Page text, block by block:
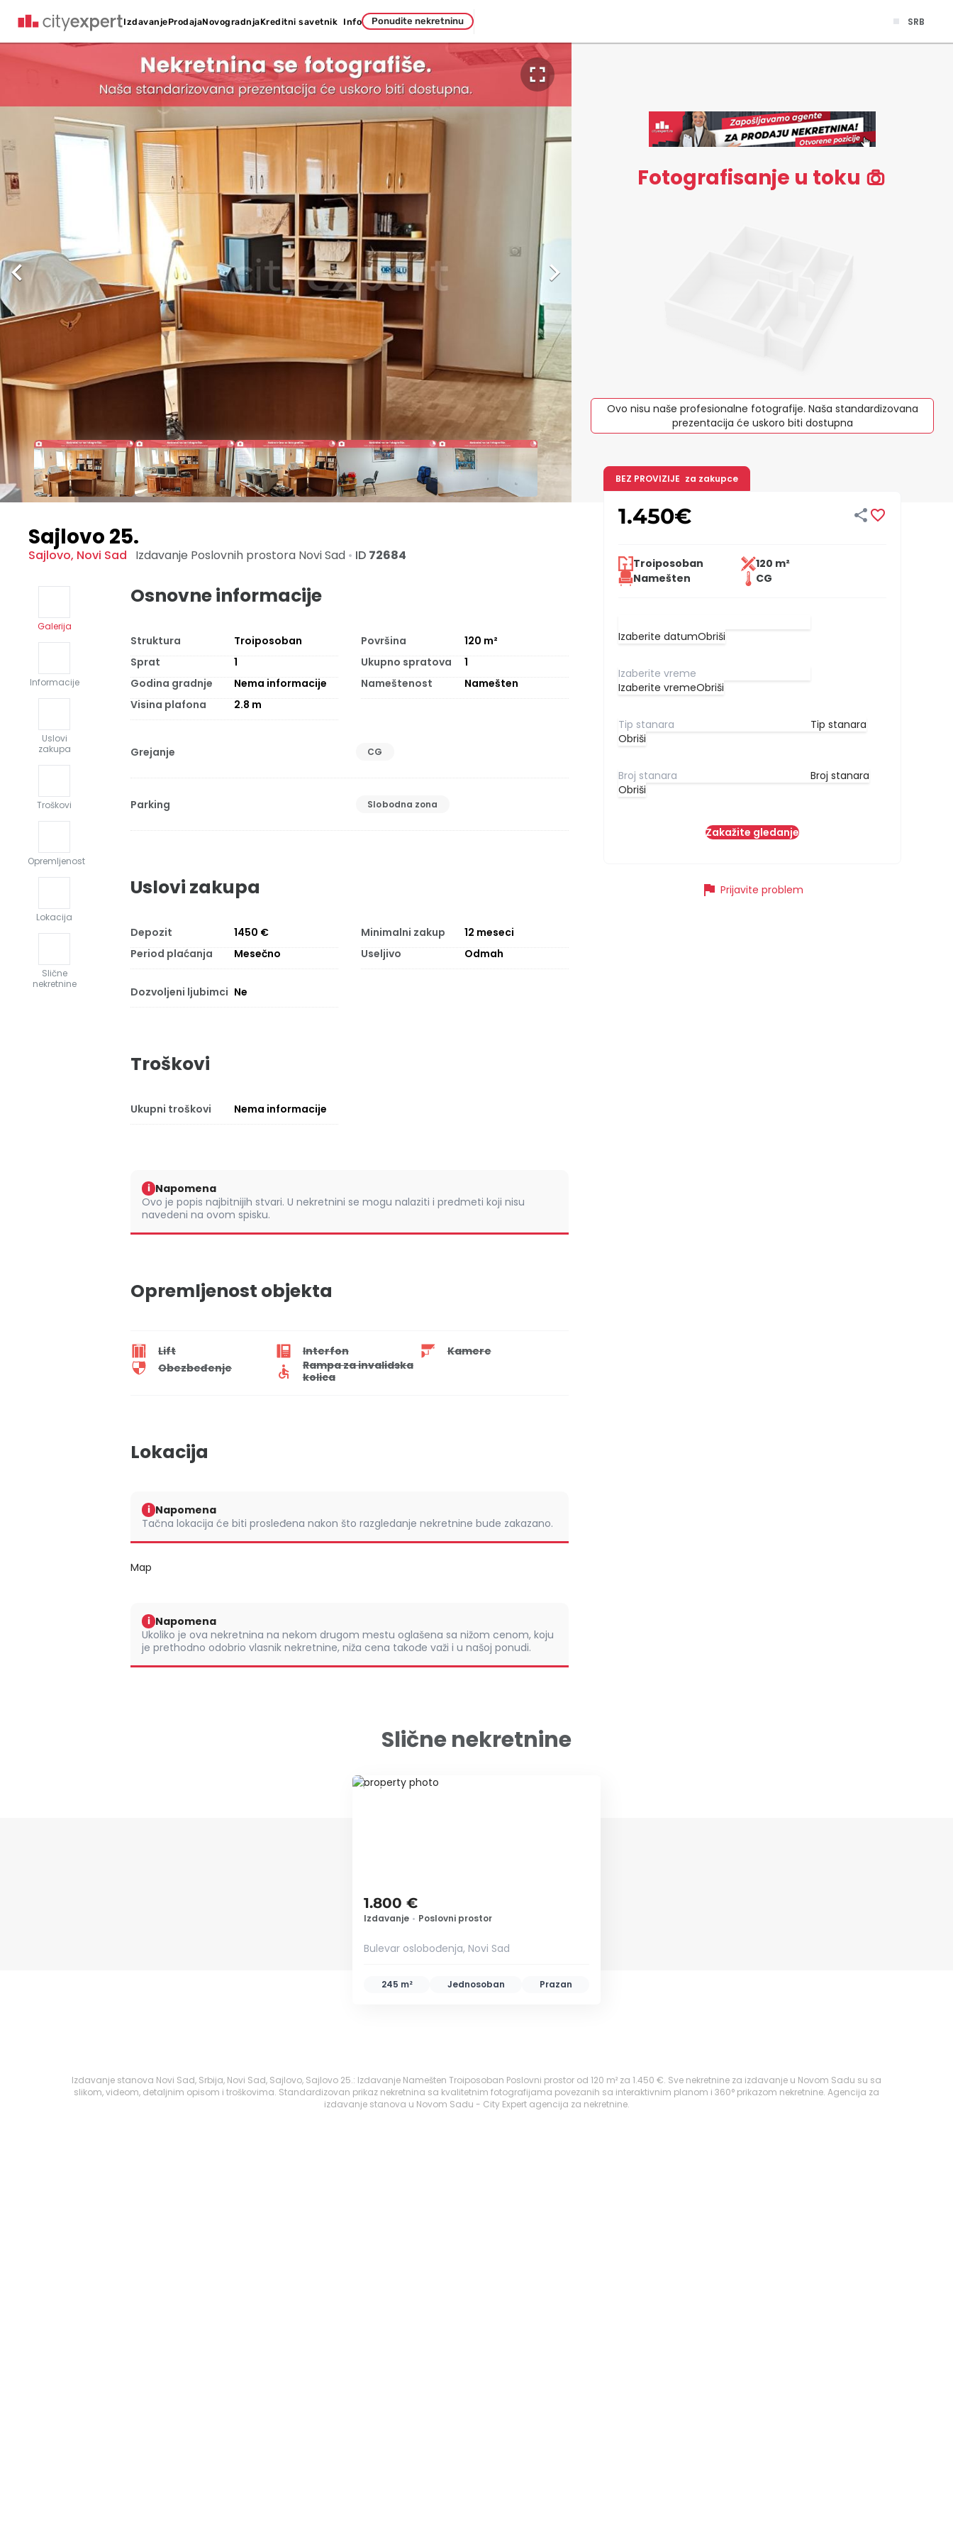
IzdavanjeProdajaNovogradnjaKreditni savetnik Info Ponudite nekretninu SRB
 

Fotografisanje u toku
Ovo nisu naše profesionalne fotografije. Naša standardizovana
prezentacija će uskoro biti dostupna
Sajlovo 25.
Sajlovo, Novi Sad Izdavanje Poslovnih prostora Novi Sad • ID 72684
Galerija
Informacije
Uslovi
zakupa
Troškovi
Opremljenost
Lokacija
Slične
nekretnine
Osnovne informacije
Struktura Troiposoban Površina 120 m²
Sprat
1 Ukupno spratova
1
Godina gradnje
Nema informacije Nameštenost
Namešten
Visina plafona
2.8 m
Grejanje CG
Parking Slobodna zona
Uslovi zakupa
Depozit 1450 € Minimalni zakup 12 meseci
Period plaćanja
Mesečno Useljivo Odmah
Dozvoljeni ljubimci Ne
Troškovi
Ukupni troškovi Nema informacije
i Napomena
Ovo je popis najbitnijih stvari. U nekretnini se mogu nalaziti i predmeti koji nisu
navedeni na ovom spisku.
Opremljenost objekta
Lift Interfon
Kamere
Obezbeđenje
Rampa za invalidska
kolica
Lokacija
i Napomena
Tačna lokacija će biti prosleđena nakon što razgledanje nekretnine bude zakazano.
Map
i Napomena
Ukoliko je ova nekretnina na nekom drugom mestu oglašena sa nižom cenom, koju
je prethodno odobrio vlasnik nekretnine, niža cena takođe važi i u našoj ponudi.
1.450€  
BEZ PROVIZIJE za zakupce
Troiposoban
120 m²
Namešten
CG
Izaberite datumObriši
Izaberite vremeObriši
Tip stanara
Obriši
Broj stanara
Obriši
Zakažite gledanje
flag Prijavite problem
Slične nekretnine
ID 77954
1.800 €
Izdavanje • Poslovni prostor
Bulevar oslobođenja, Novi Sad
245 m² Jednosoban Prazan
Izdavanje stanova Novi Sad, Srbija, Novi Sad, Sajlovo, Sajlovo 25.: Izdavanje Namešten Troiposoban Poslovni prostor od 120 m² za 1.450 €. Sve nekretnine za izdavanje u Novom Sadu su sa
slikom, videom, detaljnim opisom i troškovima. Standardizovan prikaz nekretnina sa kvalitetnim fotografijama povezanih sa interaktivnim planom i 360° prikazom nekretnine. Agencija za
izdavanje stanova u Novom Sadu - City Expert agencija za nekretnine.